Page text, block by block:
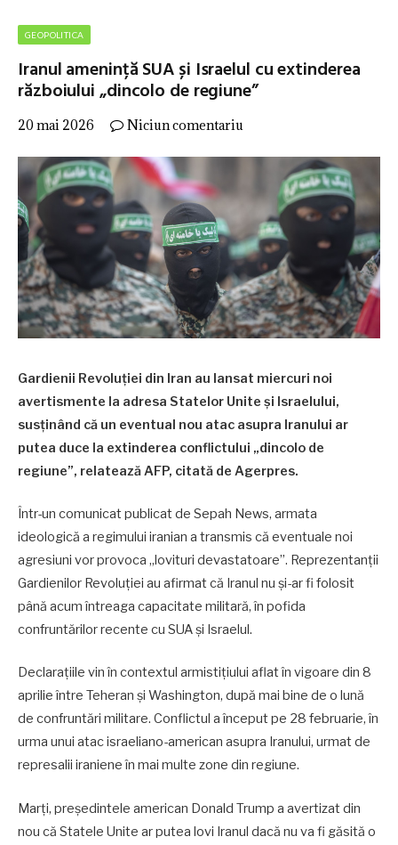
GEOPOLITICA
Iranul amenință SUA și Israelul cu extinderea
războiului „dincolo de regiune”
20 mai 2026 Niciun comentariu
Gardienii Revoluției din Iran au lansat miercuri noi
avertismente la adresa Statelor Unite și Israelului,
susținând că un eventual nou atac asupra Iranului ar
putea duce la extinderea conflictului „dincolo de
regiune”, relatează AFP, citată de Agerpres.
Într-un comunicat publicat de Sepah News, armata
ideologică a regimului iranian a transmis că eventuale noi
agresiuni vor provoca „lovituri devastatoare”. Reprezentanții
Gardienilor Revoluției au afirmat că Iranul nu și-ar fi folosit
până acum întreaga capacitate militară, în pofida
confruntărilor recente cu SUA și Israelul.
Declarațiile vin în contextul armistițiului aflat în vigoare din 8
aprilie între Teheran și Washington, după mai bine de o lună
de confruntări militare. Conflictul a început pe 28 februarie, în
urma unui atac israeliano-american asupra Iranului, urmat de
represalii iraniene în mai multe zone din regiune.
Marți, președintele american Donald Trump a avertizat din
nou că Statele Unite ar putea lovi Iranul dacă nu va fi găsită o